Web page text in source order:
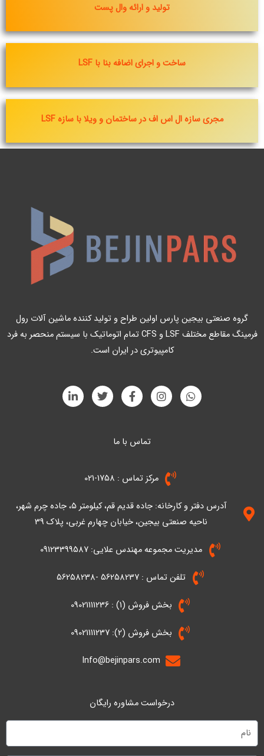
تولید و ارائه وال پست
ساخت و اجرای اضافه بنا با LSF
مجری سازه ال اس اف در ساختمان و ویلا با سازه LSF
گروه صنعتی بیجین پارس اولین طراح و تولید کننده ماشین آلات رول
فرمینگ مقاطع مختلف LSF و CFS تمام اتوماتیک با سیستم منحصر به فرد
کامپیوتری در ایران است.
W
h
a
I
n
s
m
F
a
c
o
-
f
T
w
i
L
i
n
تماس با ما
مرکز تماس : 1758-021
آدرس دفتر و کارخانه: جاده قدیم قم، کیلومتر ۵، جاده چرم شهر،
ناحیه صنعتی بیجین، خیابان چهارم غربی، پلاک 39
مدیریت مجموعه مهندس علایی: 09123399587
تلفن تماس : 56258237 -56258238
بخش فروش (1) : 09021111236
بخش فروش (2): 09021111237
Info@bejinpars.com
درخواست مشاوره رایگان
نام